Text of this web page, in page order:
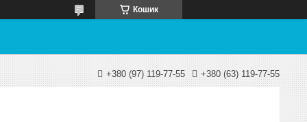
Кошик
+380 (97) 119-77-55 +380 (63) 119-77-55